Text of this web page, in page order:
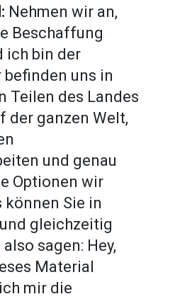
Nehmen wir an,
Beschaffung
ich bin der
befinden uns in
Teilen des Landes
der ganzen Welt,
und genau
Optionen wir
können Sie in
gleichzeitig
sagen: Hey,
Material
mir die